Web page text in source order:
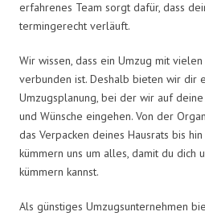
erfahrenes Team sorgt dafür, dass
termingerecht verläuft.
Wir wissen, dass ein Umzug mit
verbunden ist. Deshalb bieten wir dir
Umzugsplanung, bei der wir auf
und Wünsche eingehen. Von der
das Verpacken deines Hausrats bis
kümmern uns um alles, damit du dich
kümmern kannst.
Als günstiges Umzugsunternehmen